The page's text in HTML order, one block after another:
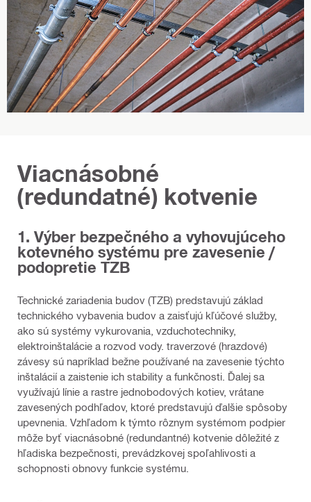
Viacnásobné
(redundatné) kotvenie
1. Výber bezpečného a vyhovujúceho
kotevného systému pre zavesenie /
podopretie TZB
Technické zariadenia budov (TZB) predstavujú základ
technického vybavenia budov a zaisťujú kľúčové služby,
ako sú systémy vykurovania, vzduchotechniky,
elektroinštalácie a rozvod vody. traverzové (hrazdové)
závesy sú napríklad bežne používané na zavesenie týchto
inštalácií a zaistenie ich stability a funkčnosti. Ďalej sa
využívajú línie a rastre jednobodových kotiev, vrátane
zavesených podhľadov, ktoré predstavujú ďalšie spôsoby
upevnenia. Vzhľadom k týmto rôznym systémom podpier
môže byť viacnásobné (redundantné) kotvenie dôležité z
hľadiska bezpečnosti, prevádzkovej spoľahlivosti a
schopnosti obnovy funkcie systému.